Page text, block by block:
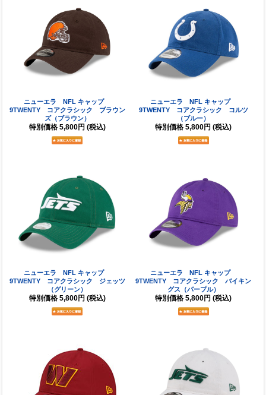
ニューエラ NFL キャップ
9TWENTY コアクラシック ブラウン
ズ（ブラウン）
特別価格 5,800円 (税込)
ニューエラ NFL キャップ
9TWENTY コアクラシック コルツ
（ブルー）
特別価格 5,800円 (税込)
ニューエラ NFL キャップ
9TWENTY コアクラシック ジェッツ
（グリーン）
特別価格 5,800円 (税込)
ニューエラ NFL キャップ
9TWENTY コアクラシック バイキン
グス（パープル）
特別価格 5,800円 (税込)